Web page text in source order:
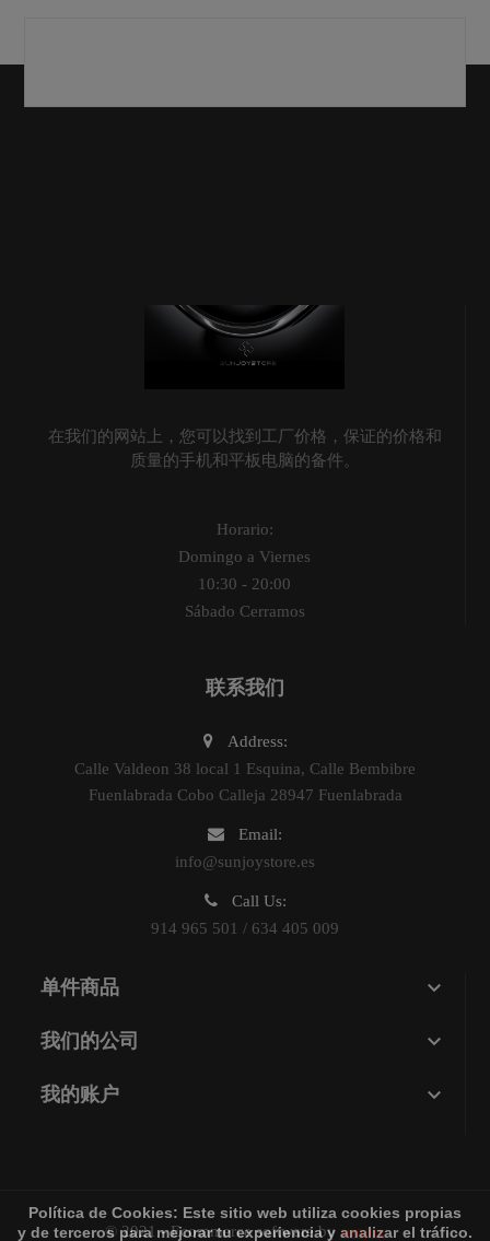
在我们的网站上，您可以找到工厂价格，保证的价格和
质量的手机和平板电脑的备件。
Horario:
Domingo a Viernes
10:30 - 20:00
Sábado Cerramos
联系我们
Address:
Calle Valdeon 38 local 1 Esquina, Calle Bembibre
Fuenlabrada Cobo Calleja 28947 Fuenlabrada
Email:
info@sunjoystore.es
Call Us:
914 965 501 / 634 405 009
单件商品 
我们的公司 
我的账户 
Política de Cookies: Este sitio web utiliza cookies propias
y de terceros para mejorar tu experiencia y analizar el tráfico.
© 2021 - Ecommerce software by sunjoy